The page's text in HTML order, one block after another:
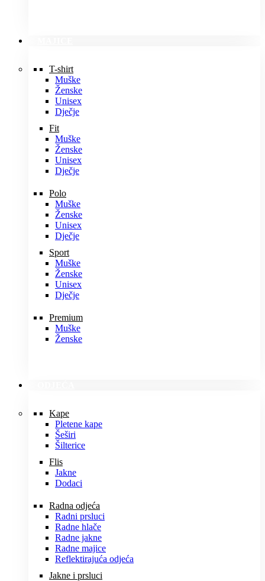
T-shirt
Muške
Ženske
Unisex
Dječje
Fit
Muške
Ženske
Unisex
Dječje
Polo
Muške
Ženske
Unisex
Dječje
Sport
Muške
Ženske
Unisex
Dječje
Premium
Muške
Ženske
Kape
Pletene kape
Šeširi
Šilterice
Flis
Jakne
Dodaci
Radna odjeća
Radni prsluci
Radne hlače
Radne jakne
Radne majice
Reflektirajuća odjeća
Jakne i prsluci